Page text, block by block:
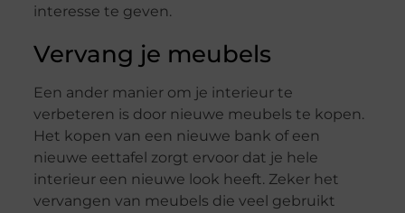
interesse te geven.
Vervang je meubels
Een ander manier om je interieur te
verbeteren is door nieuwe meubels te kopen.
Het kopen van een nieuwe bank of een
nieuwe eettafel zorgt ervoor dat je hele
interieur een nieuwe look heeft. Zeker het
vervangen van meubels die veel gebruikt